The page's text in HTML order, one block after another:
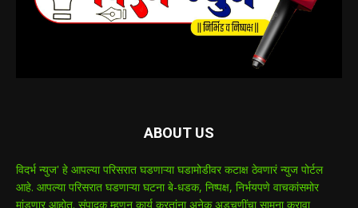
ABOUT US
विदर्भ न्युज' हे आपल्या परिसरात घडणाऱ्या घडामोडीवर कटाक्ष ठेवणारं न्युज पोर्टल
आहे. आपल्या परिसरात घडणाऱ्या घटना बे-धडक, निष्पक्ष, निर्भयपणे वाचकांसमोर
मांडणार आहोत. संपादक म्हणून कार्य करतांना अनेक अडचणींचा सामना करावा